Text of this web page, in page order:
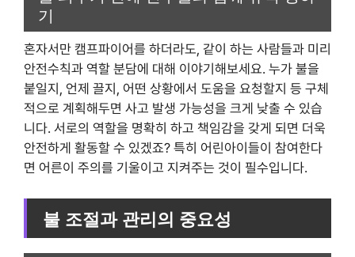
기
혼자서만 캠프파이어를 하더라도, 같이 하는 사람들과 미리
안전수칙과 역할 분담에 대해 이야기해보세요. 누가 불을
붙일지, 언제 끌지, 어떤 상황에서 도움을 요청할지 등 구체
적으로 계획해두면 사고 발생 가능성을 크게 낮출 수 있습
니다. 서로의 역할을 명확히 하고 책임감을 갖게 되면 더욱
안전하게 활동할 수 있겠죠? 특히 어린아이들이 참여한다
면 어른이 주의를 기울이고 지켜주는 것이 필수입니다.
불 조절과 관리의 중요성